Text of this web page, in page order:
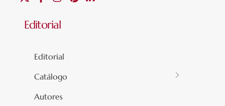
Editorial
Editorial
Catálogo
Autores